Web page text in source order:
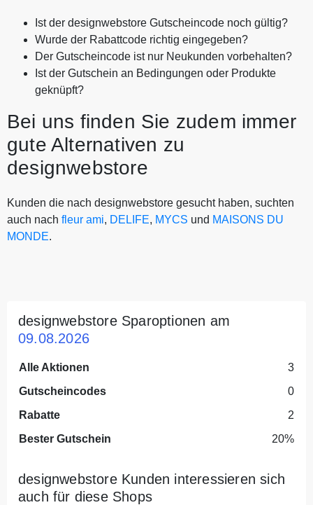
Ist der designwebstore Gutscheincode noch gültig?
Wurde der Rabattcode richtig eingegeben?
Der Gutscheincode ist nur Neukunden vorbehalten?
Ist der Gutschein an Bedingungen oder Produkte
geknüpft?
Bei uns finden Sie zudem immer
gute Alternativen zu
designwebstore
Kunden die nach designwebstore gesucht haben, suchten
auch nach fleur ami, DELIFE, MYCS und MAISONS DU
MONDE.
designwebstore Sparoptionen am
09.08.2026
Alle Aktionen
3
Gutscheincodes
0
Rabatte
2
Bester Gutschein
20%
designwebstore Kunden interessieren sich
auch für diese Shops